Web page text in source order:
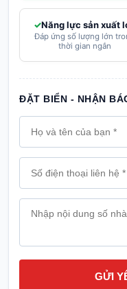
Năng lực sản xuất
Đáp ứng số lượng lớn
thời gian ngắn
ĐẶT BIỂN - NHẬN
GỬI